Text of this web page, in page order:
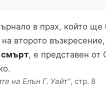
в прах, който ще
второто възкресение,
смърт, е представен от
на Елън Г. Уайт“, стр. 8